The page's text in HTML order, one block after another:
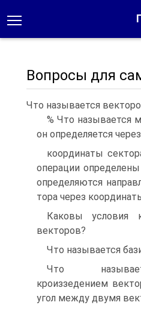
Вопросы для
Что называется
% Что называется
он определяется через
координаты
операции
определяются
тора через
Каковы условия
векторов?
Что называется
Что
кроиззедением
угол между двумя